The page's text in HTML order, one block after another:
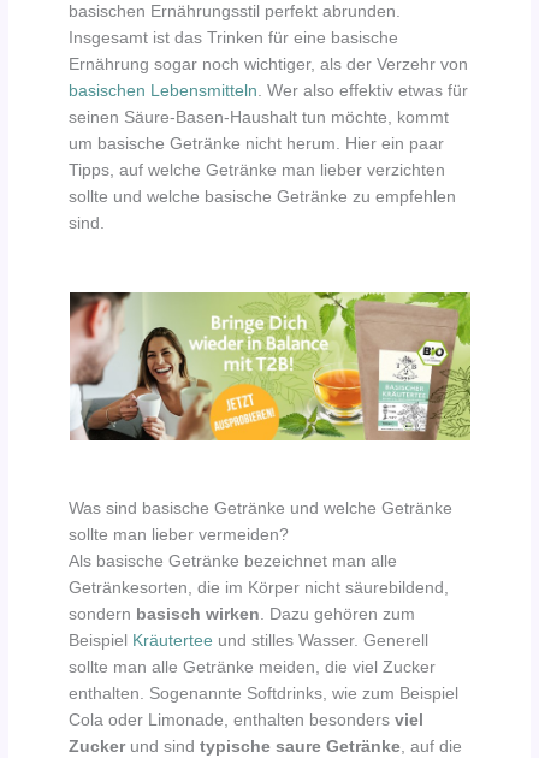
basischen Ernährungsstil perfekt abrunden.
Insgesamt ist das Trinken für eine basische
Ernährung sogar noch wichtiger, als der Verzehr von
basischen Lebensmitteln . Wer also effektiv etwas für
seinen Säure-Basen-Haushalt tun möchte, kommt
um basische Getränke nicht herum. Hier ein paar
Tipps, auf welche Getränke man lieber verzichten
sollte und welche basische Getränke zu empfehlen
sind.
Was sind basische Getränke und welche Getränke
sollte man lieber vermeiden?
Als basische Getränke bezeichnet man alle
Getränkesorten, die im Körper nicht säurebildend,
sondern basisch wirken. Dazu gehören zum
Beispiel
Kräutertee und stilles Wasser. Generell
sollte man alle Getränke meiden, die viel Zucker
enthalten. Sogenannte Softdrinks, wie zum Beispiel
Cola oder Limonade, enthalten besondersviel
Zuckerund sindtypische saure Getränke, auf die